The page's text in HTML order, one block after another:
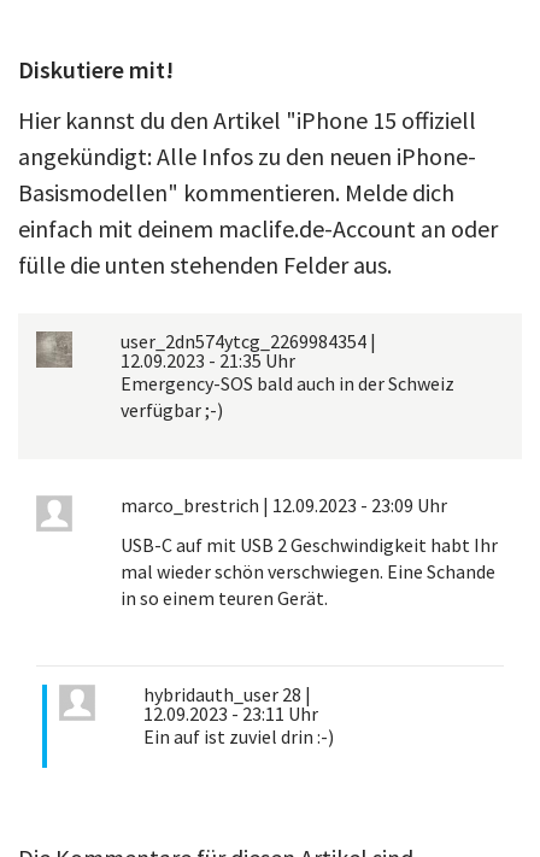
Diskutiere mit!
Hier kannst du den Artikel "iPhone 15 offiziell
angekündigt: Alle Infos zu den neuen iPhone-
Basismodellen" kommentieren. Melde dich
einfach mit deinem maclife.de-Account an oder
fülle die unten stehenden Felder aus.
user_2dn574ytcg_2269984354 |
12.09.2023 - 21:35 Uhr
Emergency-SOS bald auch in der Schweiz
verfügbar ;-)
marco_brestrich | 12.09.2023 - 23:09 Uhr
USB-C auf mit USB 2 Geschwindigkeit habt Ihr
mal wieder schön verschwiegen. Eine Schande
in so einem teuren Gerät.
hybridauth_user 28 |
12.09.2023 - 23:11 Uhr
Ein auf ist zuviel drin :-)